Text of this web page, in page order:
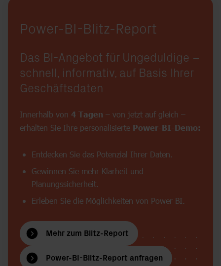
Power-BI-Blitz-Report
Das BI-Angebot für Ungeduldige –
schnell, informativ, auf Basis Ihrer
Geschäftsdaten
Innerhalb von 4 Tagen – von jetzt auf gleich –
erhalten Sie Ihre personalisierte Power-BI-Demo:
Entdecken Sie das Potenzial Ihrer Daten.
Gewinnen Sie mehr Klarheit und
Planungssicherheit.
Erleben Sie die Möglichkeiten von Power BI.
Mehr zum Blitz-Report
Power-BI-Blitz-Report anfragen